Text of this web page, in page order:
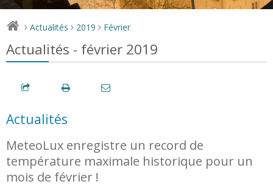
> Actualités > 2019 > Février
Actualités - février 2019
Actualités
MeteoLux enregistre un record de
température maximale historique pour un
mois de février !